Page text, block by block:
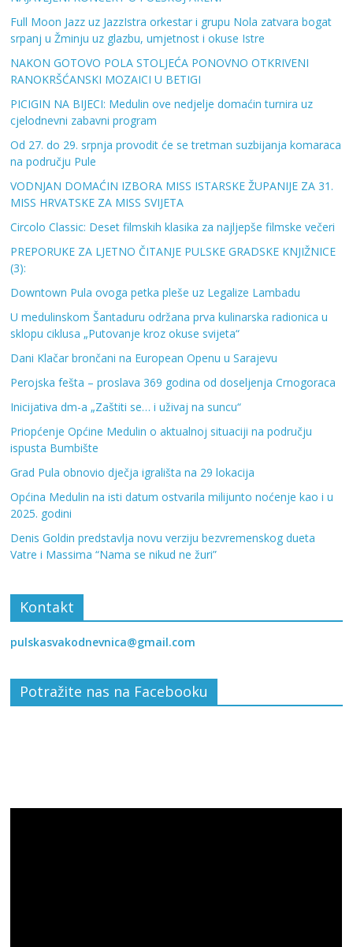
Full Moon Jazz uz JazzIstra orkestar i grupu Nola zatvara bogat
srpanj u Žminju uz glazbu, umjetnost i okuse Istre
NAKON GOTOVO POLA STOLJEĆA PONOVNO OTKRIVENI
RANOKRŠĆANSKI MOZAICI U BETIGI
PICIGIN NA BIJECI: Medulin ove nedjelje domaćin turnira uz
cjelodnevni zabavni program
Od 27. do 29. srpnja provodit će se tretman suzbijanja komaraca
na području Pule
VODNJAN DOMAĆIN IZBORA MISS ISTARSKE ŽUPANIJE ZA 31.
MISS HRVATSKE ZA MISS SVIJETA
Circolo Classic: Deset filmskih klasika za najljepše filmske večeri
PREPORUKE ZA LJETNO ČITANJE PULSKE GRADSKE KNJIŽNICE
(3):
Downtown Pula ovoga petka pleše uz Legalize Lambadu
U medulinskom Šantaduru održana prva kulinarska radionica u
sklopu ciklusa „Putovanje kroz okuse svijeta“
Dani Klačar brončani na European Openu u Sarajevu
Perojska fešta – proslava 369 godina od doseljenja Crnogoraca
Inicijativa dm-a „Zaštiti se… i uživaj na suncu“
Priopćenje Općine Medulin o aktualnoj situaciji na području
ispusta Bumbište
Grad Pula obnovio dječja igrališta na 29 lokacija
Općina Medulin na isti datum ostvarila milijunto noćenje kao i u
2025. godini
Denis Goldin predstavlja novu verziju bezvremenskog dueta
Vatre i Massima “Nama se nikud ne žuri”
Kontakt
pulskasvakodnevnica@gmail.com
Potražite nas na Facebooku